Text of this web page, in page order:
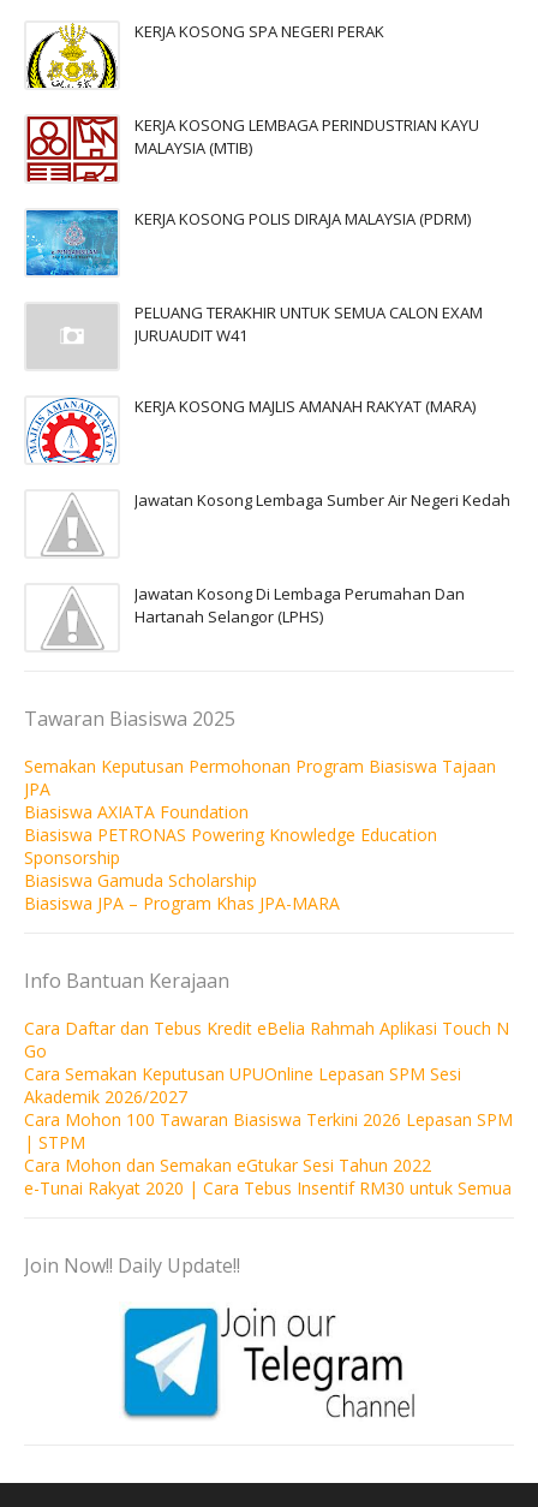
KERJA KOSONG SPA NEGERI PERAK
KERJA KOSONG LEMBAGA PERINDUSTRIAN KAYU
MALAYSIA (MTIB)
KERJA KOSONG POLIS DIRAJA MALAYSIA (PDRM)
PELUANG TERAKHIR UNTUK SEMUA CALON EXAM
JURUAUDIT W41
KERJA KOSONG MAJLIS AMANAH RAKYAT (MARA)
Jawatan Kosong Lembaga Sumber Air Negeri Kedah
Jawatan Kosong Di Lembaga Perumahan Dan
Hartanah Selangor (LPHS)
Tawaran Biasiswa 2025
Semakan Keputusan Permohonan Program Biasiswa Tajaan
JPA
Biasiswa AXIATA Foundation
Biasiswa PETRONAS Powering Knowledge Education
Sponsorship
Biasiswa Gamuda Scholarship
Biasiswa JPA – Program Khas JPA-MARA
Info Bantuan Kerajaan
Cara Daftar dan Tebus Kredit eBelia Rahmah Aplikasi Touch N
Go
Cara Semakan Keputusan UPUOnline Lepasan SPM Sesi
Akademik 2026/2027
Cara Mohon 100 Tawaran Biasiswa Terkini 2026 Lepasan SPM
| STPM
Cara Mohon dan Semakan eGtukar Sesi Tahun 2022
e-Tunai Rakyat 2020 | Cara Tebus Insentif RM30 untuk Semua
Join Now!! Daily Update!!